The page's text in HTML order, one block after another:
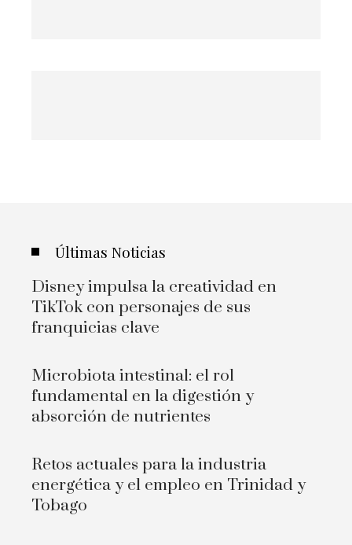
Últimas Noticias
Disney impulsa la creatividad en
TikTok con personajes de sus
franquicias clave
Microbiota intestinal: el rol
fundamental en la digestión y
absorción de nutrientes
Retos actuales para la industria
energética y el empleo en Trinidad y
Tobago